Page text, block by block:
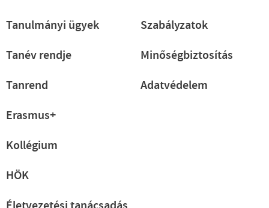
Tanulmányi ügyek
Tanév rendje
Tanrend
Erasmus+
Kollégium
HÖK
Szabályzatok
Minőségbiztosítás
Adatvédelem